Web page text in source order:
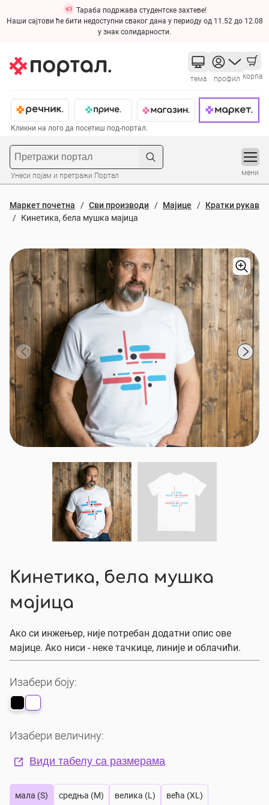
Тараба подржава студентске захтеве!
Наши сајтови ће бити недоступни сваког дана у периоду од 11.52 до 12.08
у знак солидарности.
тема профил корпа
Кликни на лого да посетиш под-портал.
Унеси појам и претражи Портал мени
Маркет почетна Сви производи Мајице
Кратки рукав
Кинетика, бела мушка мајица
Кинетика, бела мушка
мајица
Ако си инжењер, није потребан додатни опис ове
мајице. Ако ниси - неке тачкице, линије и облачићи.
Изабери боју:
Изабери величину:
Види табелу са размерама
мала (S) средња (M) велика (L) већа (XL)